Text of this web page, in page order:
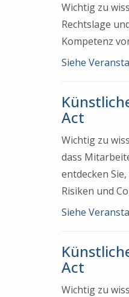
Wichtig zu
Rechtslage
Kompetenz
Siehe
Act
Wichtig zu
dass
entdecken
Risiken und
Siehe
Act
Wichtig zu